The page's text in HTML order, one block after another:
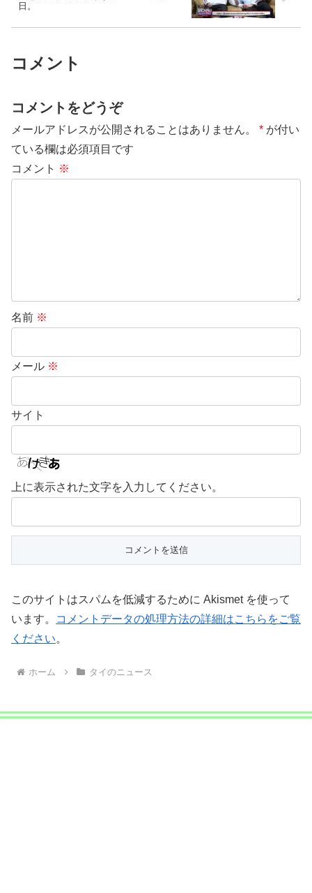
日。
コメント
コメントをどうぞ
メールアドレスが公開されることはありません。 * が付い
ている欄は必須項目です
コメント ※
名前 ※
メール ※
サイト
上に表示された文字を入力してください。
このサイトはスパムを低減するために Akismet を使って
います。
コメントデータの処理方法の詳細はこちらをご覧
ください。
ホーム タイのニュース